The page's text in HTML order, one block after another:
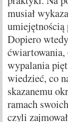
musiał
umiejętnością
Dopiero
ćwiartowania,
wypalania
wiedzieć, co
skazanemu
ramach
czyli